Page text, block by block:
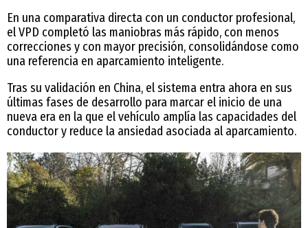
En una comparativa directa con un conductor profesional,
el VPD completó las maniobras más rápido, con menos
correcciones y con mayor precisión, consolidándose como
una referencia en aparcamiento inteligente.
Tras su validación en China, el sistema entra ahora en sus
últimas fases de desarrollo para marcar el inicio de una
nueva era en la que el vehículo amplía las capacidades del
conductor y reduce la ansiedad asociada al aparcamiento.